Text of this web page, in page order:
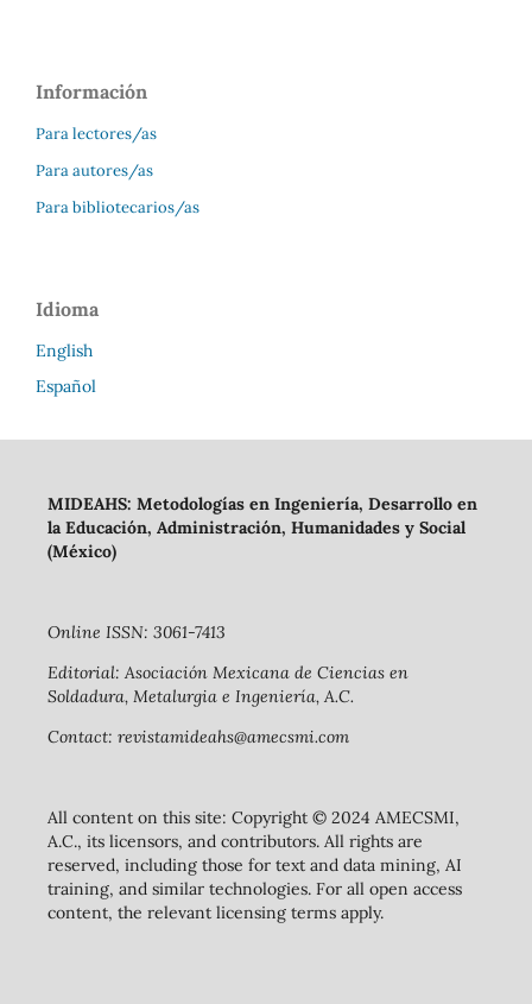
Información
Para lectores/as
Para autores/as
Para bibliotecarios/as
Idioma
English
Español
MIDEAHS: Metodologías en Ingeniería, Desarrollo en
la Educación, Administración, Humanidades y Social
(México)
Online ISSN: 3061-7413
Editorial: Asociación Mexicana de Ciencias en
Soldadura, Metalurgia e Ingeniería, A.C.
Contact: revistamideahs@amecsmi.com
All content on this site: Copyright © 2024 AMECSMI,
A.C., its licensors, and contributors. All rights are
reserved, including those for text and data mining, AI
training, and similar technologies. For all open access
content, the relevant licensing terms apply.